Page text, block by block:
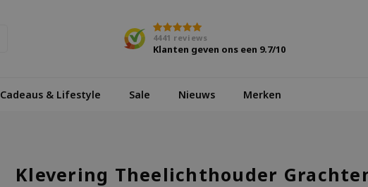
4441 reviews
Klanten geven ons een 9.7/10
Cadeaus & Lifestyle Sale Nieuws Merken
Klevering Theelichthouder